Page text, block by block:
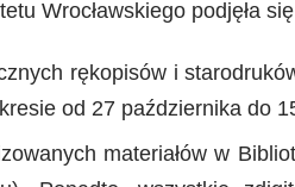
Wrocławskiego podjęła
rękopisów i
od 27 października do
materiałów w